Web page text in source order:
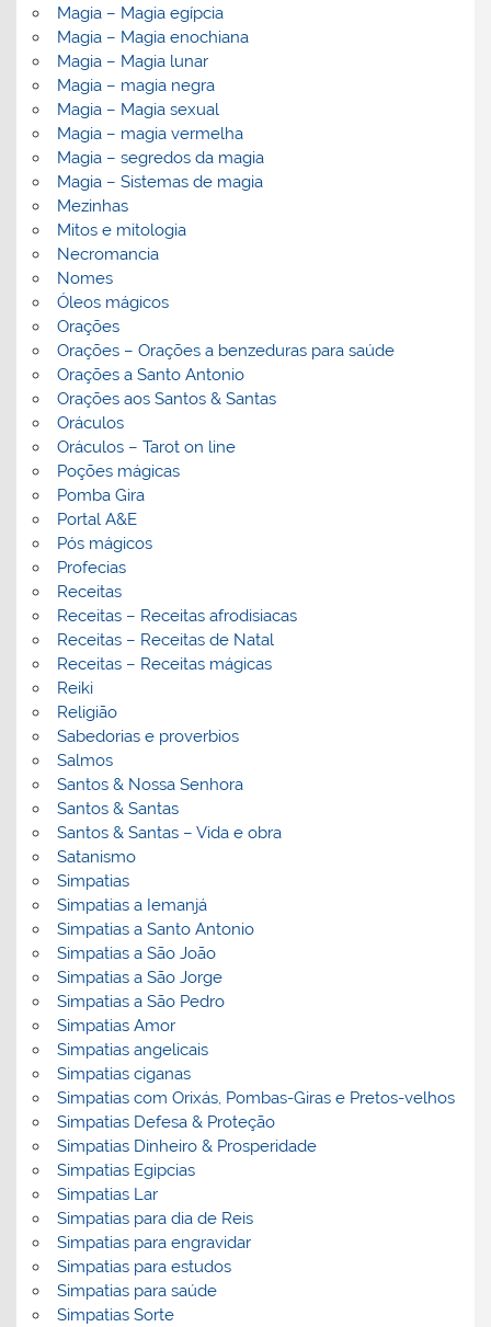
Magia – Magia egípcia
Magia – Magia enochiana
Magia – Magia lunar
Magia – magia negra
Magia – Magia sexual
Magia – magia vermelha
Magia – segredos da magia
Magia – Sistemas de magia
Mezinhas
Mitos e mitologia
Necromancia
Nomes
Óleos mágicos
Orações
Orações – Orações a benzeduras para saúde
Orações a Santo Antonio
Orações aos Santos & Santas
Oráculos
Oráculos – Tarot on line
Poções mágicas
Pomba Gira
Portal A&E
Pós mágicos
Profecias
Receitas
Receitas – Receitas afrodisiacas
Receitas – Receitas de Natal
Receitas – Receitas mágicas
Reiki
Religião
Sabedorias e proverbios
Salmos
Santos & Nossa Senhora
Santos & Santas
Santos & Santas – Vida e obra
Satanismo
Simpatias
Simpatias a Iemanjá
Simpatias a Santo Antonio
Simpatias a São João
Simpatias a São Jorge
Simpatias a São Pedro
Simpatias Amor
Simpatias angelicais
Simpatias ciganas
Simpatias com Orixás, Pombas-Giras e Pretos-velhos
Simpatias Defesa & Proteção
Simpatias Dinheiro & Prosperidade
Simpatias Egipcias
Simpatias Lar
Simpatias para dia de Reis
Simpatias para engravidar
Simpatias para estudos
Simpatias para saúde
Simpatias Sorte